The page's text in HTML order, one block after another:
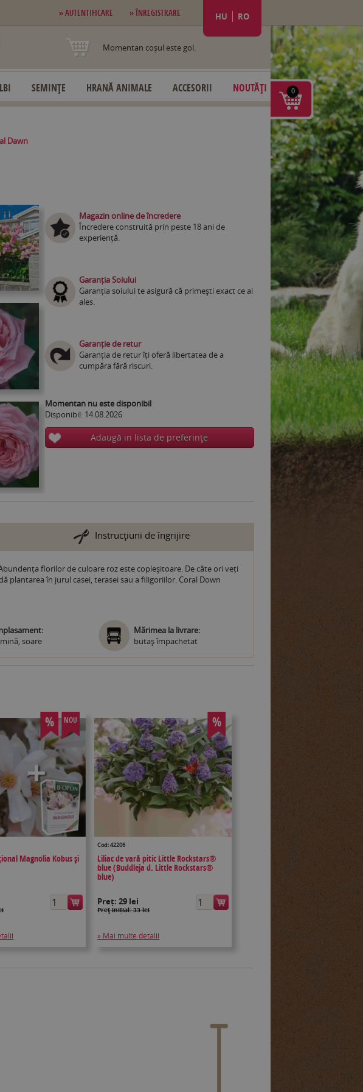
» AUTENTIFICARE » ÎNREGISTRARE HU RO
Momentan coşul este gol.
SEMINȚE HRANĂ ANIMALE ACCESORII NOUTĂȚI
Dawn
Magazin online de încredere
Încredere construită prin peste 18 ani de
experiență.
Garanția Soiului
Garanția soiului te asigură că primești exact ce ai
ales.
Garanție de retur
Garanția de retur îți oferă libertatea de a
cumpăra fără riscuri.
Momentan nu este disponibil
Disponibil: 14.08.2026
Adaugă in lista de preferinţe
Instrucţiuni de îngrijire
florilor de culoare roz este copleșitoare. De câte ori veți
plantarea în jurul casei, terasei sau a filigoriilor. Coral Down
soare
Mărimea la livrare:
butaş împachetat
% NOU
Magnolia Kobus și
%
Cod: 42206
Liliac de vară pitic Little Rockstars®
blue (Buddleja d. Little Rockstars®
blue)
Preț:29 lei
Preţ inițial: 33 lei
» Mai multe detalii
0